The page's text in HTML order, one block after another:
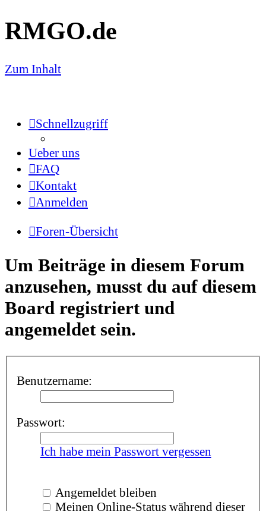
RMGO.de
Zum Inhalt
Schnellzugriff
Ueber uns
FAQ
Kontakt
Anmelden
Foren-Übersicht
Um Beiträge in diesem Forum
anzusehen, musst du auf diesem
Board registriert und
angemeldet sein.
Benutzername:
Passwort:
Ich habe mein Passwort vergessen
Angemeldet bleiben
Meinen Online-Status während dieser